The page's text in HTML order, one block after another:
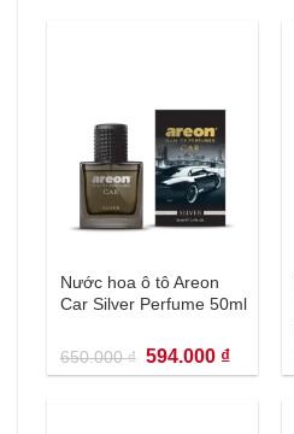
Nước hoa ô tô Areon
Car Silver Perfume 50ml
650.000₫ Giá
gốc
là:
594.000 ₫Giá
hiện
tại